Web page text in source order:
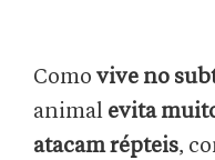
Como vive no
animal evita
atacam répteis,